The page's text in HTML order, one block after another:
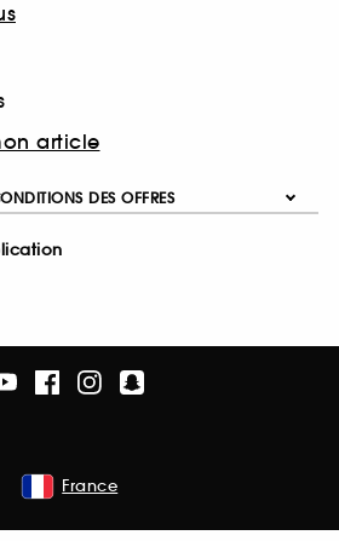
article
DES OFFRES
France